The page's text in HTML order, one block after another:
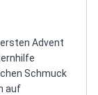
Advent
Schmuck
auf